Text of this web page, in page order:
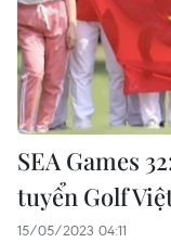
SEA Games
tuyển Golf
15/05/2023 04:11